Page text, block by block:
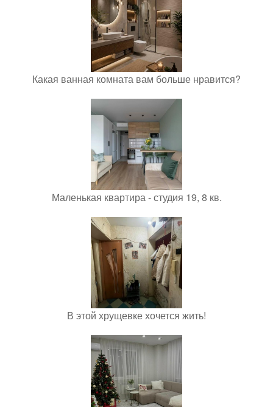
Какая ванная комната вам больше нравится?
Маленькая квартира - студия 19, 8 кв.
В этой хрущевке хочется жить!